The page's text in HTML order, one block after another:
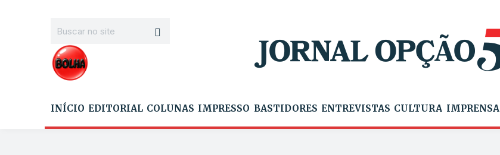
INÍCIO EDITORIAL COLUNAS IMPRESSO BASTIDORES ENTREVISTAS CULTURA IMPRENSA